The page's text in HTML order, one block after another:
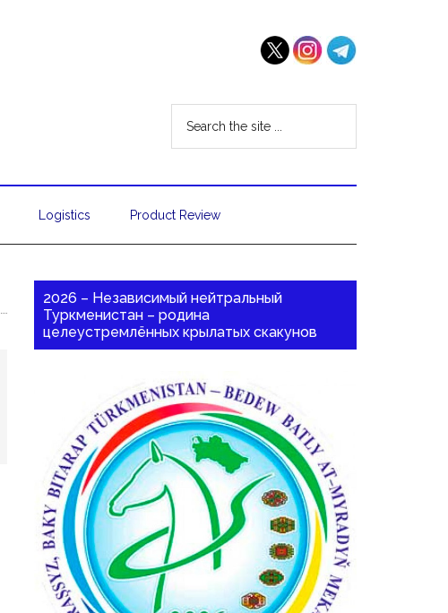
Logistics Product Review
2026 – Независимый нейтральный
Туркменистан – родина
целеустремлённых крылатых скакунов